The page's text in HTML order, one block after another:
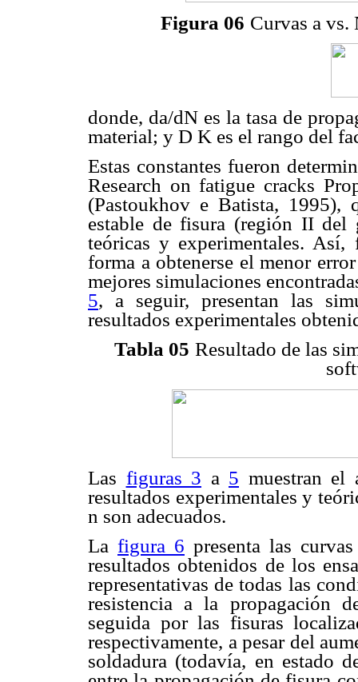
Figura 06 Curvas a vs.
donde, da/dN es la tasa de
material; y D K es el rango del
Estas constantes fueron
Research on fatigue cracks
(Pastoukhov e Batista, 1995),
estable de fisura (región II
teóricas y experimentales. Así,
forma a obtenerse el menor
mejores simulaciones
5, a seguir, presentan las
resultados experimentales
Tabla 05 Resultado de las
Las figuras 3 a 5 muestran el
resultados experimentales y
n son adecuados.
La figura 6 presenta las
resultados obtenidos de los
representativas de todas las
resistencia a la propagación
seguida por las fisuras
respectivamente, a pesar del
soldadura (todavía, en estado